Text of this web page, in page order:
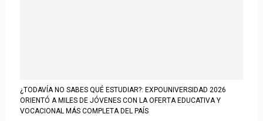
¿TODAVÍA NO SABES QUÉ ESTUDIAR?: EXPOUNIVERSIDAD 2026
ORIENTÓ A MILES DE JÓVENES CON LA OFERTA EDUCATIVA Y
VOCACIONAL MÁS COMPLETA DEL PAÍS